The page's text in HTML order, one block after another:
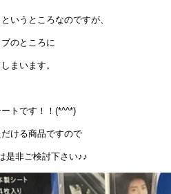
いうところなのですが、
のところに
まいます。
トです！！(*^^*)
ける商品ですので
是非ご検討下さい♪♪